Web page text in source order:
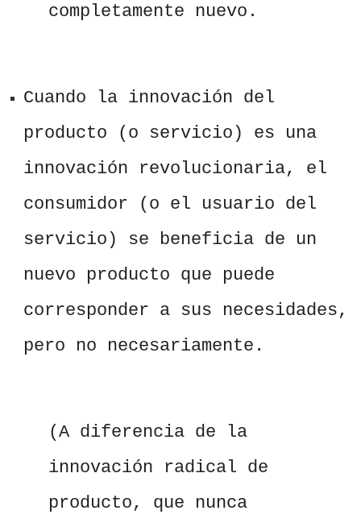
completamente nuevo.
Cuando la innovación del
producto (o servicio) es una
innovación revolucionaria, el
consumidor (o el usuario del
servicio) se beneficia de un
nuevo producto que puede
corresponder a sus necesidades,
pero no necesariamente.
(A diferencia de la
innovación radical de
producto, que nunca